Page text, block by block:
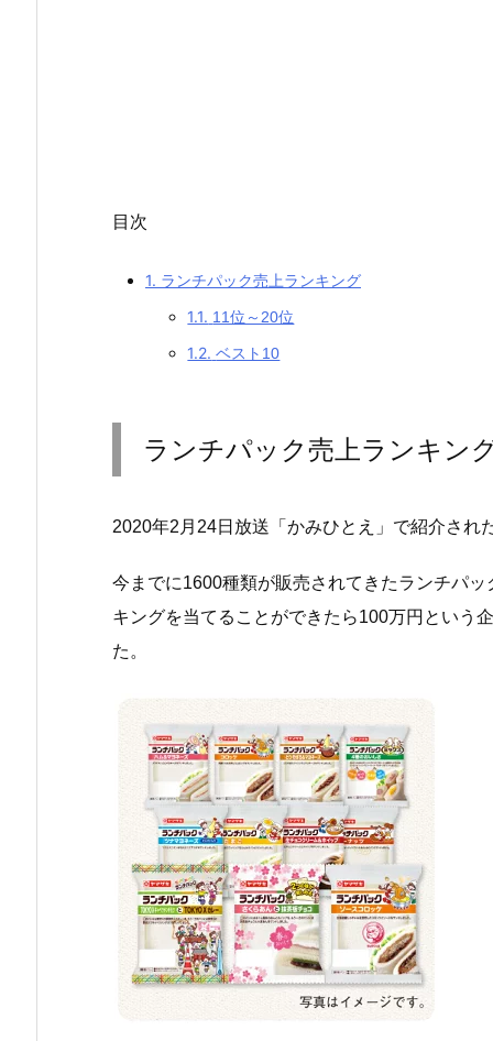
目次
1. ランチパック売上ランキング
1.1. 11位～20位
1.2. ベスト10
ランチパック売上ランキン
2020年2月24日放送「かみひとえ」で紹介され
今までに1600種類が販売されてきたランチパ
キングを当てることができたら100万円という
た。